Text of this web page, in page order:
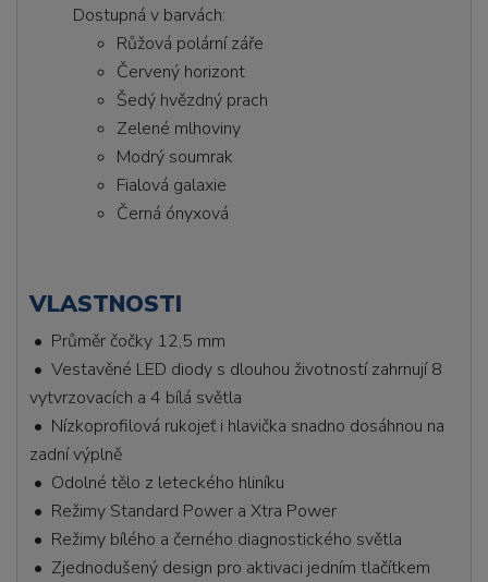
Dostupná v barvách:
Růžová polární záře
Červený horizont
Šedý hvězdný prach
Zelené mlhoviny
Modrý soumrak
Fialová galaxie
Černá ónyxová
VLASTNOSTI
• Průměr čočky 12,5 mm
• Vestavěné LED diody s dlouhou životností zahrnují 8
vytvrzovacích a 4 bílá světla
• Nízkoprofilová rukojeť i hlavička snadno dosáhnou na
zadní výplně
• Odolné tělo z leteckého hliníku
• Režimy Standard Power a Xtra Power
• Režimy bílého a černého diagnostického světla
• Zjednodušený design pro aktivaci jedním tlačítkem